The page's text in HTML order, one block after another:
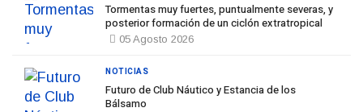
Tormentas muy fuertes, puntualmente severas, y
posterior formación de un ciclón extratropical
05 Agosto 2026
Futuro de Club Náutico y Estancia de los
Bálsamo
NOTICIAS